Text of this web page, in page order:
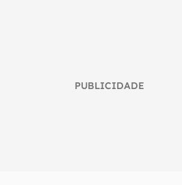
PUBLICIDADE